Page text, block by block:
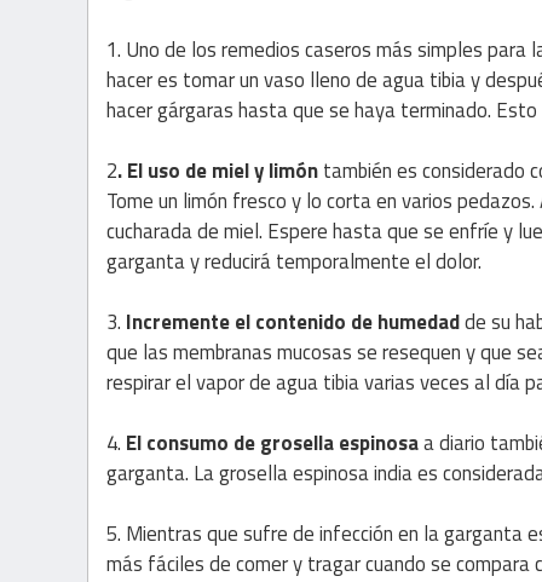
1. Uno de los remedios caseros más simples para
hacer es tomar un vaso lleno de agua tibia y
hacer gárgaras hasta que se haya terminado.
2. El uso de miel y limóntambién es considerado
Tome un limón fresco y lo corta en varios
cucharada de miel. Espere hasta que se enfríe y
garganta y reducirá temporalmente el dolor.
3. Incremente el contenido de humedadde su
que las membranas mucosas se resequen y que
respirar el vapor de agua tibia varias veces al día
4. El consumo de grosella espinosaa diario
garganta. La grosella espinosa india es
5. Mientras que sufre de infección en la garganta
más fáciles de comer y tragar cuando se compara